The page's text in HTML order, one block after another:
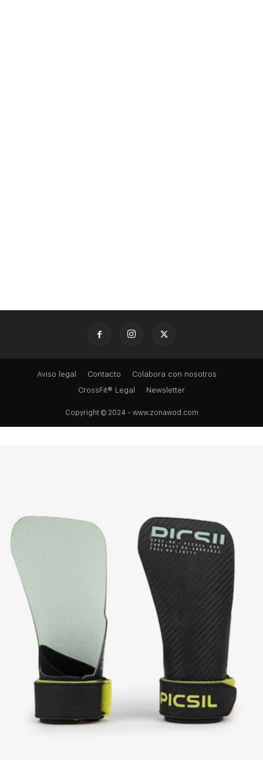
Aviso legal Contacto
Colabora con nosotros
CrossFit® Legal
Newsletter
Copyright © 2024 - www.zonawod.com